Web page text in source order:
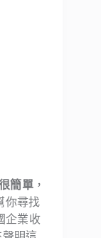
簡單 ，
你尋找
企業收